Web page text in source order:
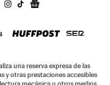
una reserva expresa de las
y otras prestaciones accesibles
mecánica u otros medios